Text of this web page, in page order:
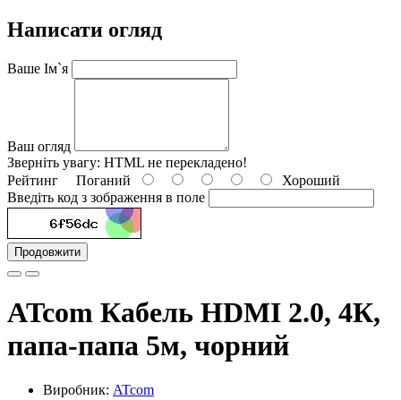
Написати огляд
Ваше Ім`я
Ваш огляд
Зверніть увагу: HTML не перекладено!
Рейтинг Поганий
Хороший
Введіть код з зображення в поле
Продовжити
ATcom Кабель HDMI 2.0, 4К,
папа-папа 5м, чорний
Виробник: ATcom